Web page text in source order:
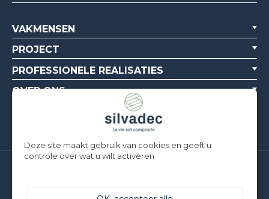
VAKMENSEN
PROJECT
PROFESSIONELE REALISATIES
OVER ONS
Parc d’Activités de l’Estuaire
Deze site maakt gebruik van cookies en geeft u
controle over wat u wilt activeren